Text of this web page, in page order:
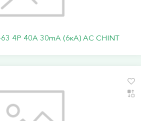
63 4P 40А 30mA (6кА) АС CHINT